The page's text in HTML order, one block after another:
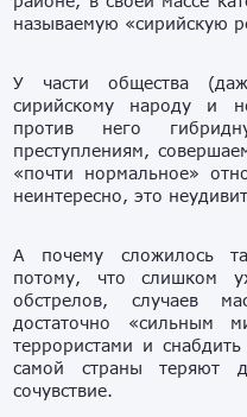
называемую «сирийскую
У части общества
сирийскому народу и
против него
преступлениям,
«почти нормальное»
неинтересно, это
А почему сложилось
потому, что слишком
обстрелов, случаев
достаточно «сильным
террористами и
самой страны теряют
сочувствие.